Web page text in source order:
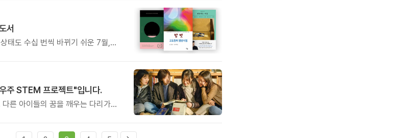
서
태도 수십 번씩 바뀌기 쉬운 7월,
주 STEM 프로젝트"입니다.
른 아이들의 꿈을 깨우는 다리가